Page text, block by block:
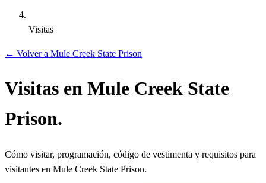
Visitas
← Volver a Mule Creek State Prison
Visitas en Mule Creek State
Prison.
Cómo visitar, programación, código de vestimenta y requisitos para
visitantes en Mule Creek State Prison.